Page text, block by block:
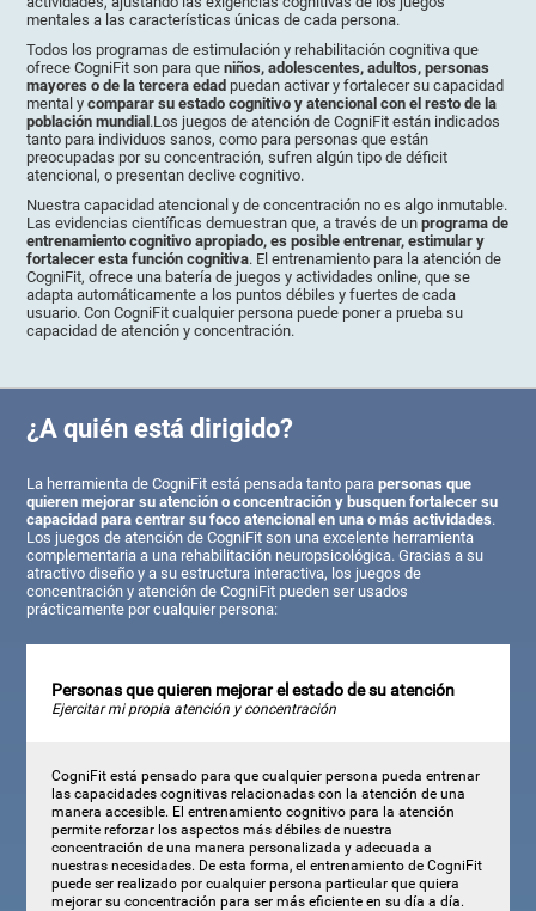
mentales a las características únicas de cada persona.
Todos los programas de estimulación y rehabilitación cognitiva que
ofrece CogniFit son para queniños, adolescentes, adultos, personas
mayores o de la tercera edad puedan activar y fortalecer su capacidad
mental ycomparar su estado cognitivo y atencional con el resto de la
población mundial .Los juegos de atención de CogniFit están indicados
tanto para individuos sanos, como para personas que están
preocupadas por su concentración, sufren algún tipo de déficit
atencional, o presentan declive cognitivo.
Nuestra capacidad atencional y de concentración no es algo inmutable.
Las evidencias científicas demuestran que, a través de unprograma de
entrenamiento cognitivo apropiado, es posible entrenar, estimular y
fortalecer esta función cognitiva. El entrenamiento para la atención de
CogniFit, ofrece una batería de juegos y actividades online, que se
adapta automáticamente a los puntos débiles y fuertes de cada
usuario. Con CogniFit cualquier persona puede poner a prueba su
capacidad de atención y concentración.
¿A quién está dirigido?
La herramienta de CogniFit está pensada tanto parapersonas que
quieren mejorar su atención o concentración y busquen fortalecer su
capacidad para centrar su foco atencional en una o más actividades.
Los juegos de atención de CogniFit son una excelente herramienta
complementaria a una rehabilitación neuropsicológica. Gracias a su
atractivo diseño y a su estructura interactiva, los juegos de
concentración y atención de CogniFit pueden ser usados
prácticamente por cualquier persona:
Personas que quieren mejorar el estado de su atención
Ejercitar mi propia atención y concentración
CogniFit está pensado para que cualquier persona pueda entrenar
las capacidades cognitivas relacionadas con la atención de una
manera accesible. El entrenamiento cognitivo para la atención
permite reforzar los aspectos más débiles de nuestra
concentración de una manera personalizada y adecuada a
nuestras necesidades. De esta forma, el entrenamiento de CogniFit
puede ser realizado por cualquier persona particular que quiera
mejorar su concentración para ser más eficiente en su día a día.